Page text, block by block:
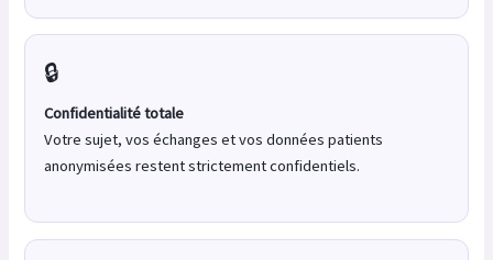
🔒
Confidentialité totale
Votre sujet, vos échanges et vos données patients
anonymisées restent strictement confidentiels.